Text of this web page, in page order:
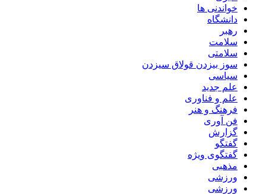
خواندنی ها
دانشگاه
رهبر
سلامت
سلامتی
سوز بیزدن قولاق سیزدن
سیاسی
علم جدید
علم و فناوری
فرهنگ و هنر
فن آوری
گزارش
گفتگو
گفتگوی ویژه
مذهبی
ورزشی
ورزشی